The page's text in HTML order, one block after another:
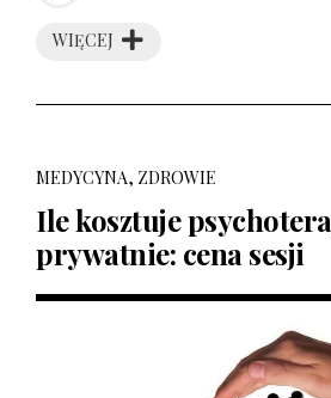
WIĘCEJ
MEDYCYNA, ZDROWIE
Ile kosztuje
prywatnie: cena sesji